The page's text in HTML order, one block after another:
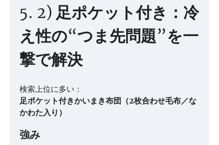
5. 2) 足ポケット付き：冷
え性の“つま先問題”を一
撃で解決
検索上位に多い：
足ポケット付きかいまき布団（2枚合わせ毛布／な
かわた入り）
強み